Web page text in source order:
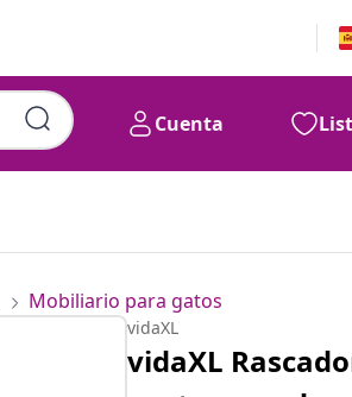
Cuenta
Mobiliario para gatos
vidaXL
vidaXL